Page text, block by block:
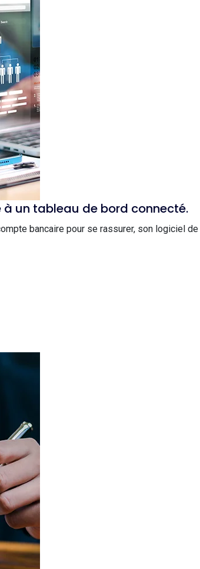
à un tableau de bord connecté.
bancaire pour se rassurer, son logiciel